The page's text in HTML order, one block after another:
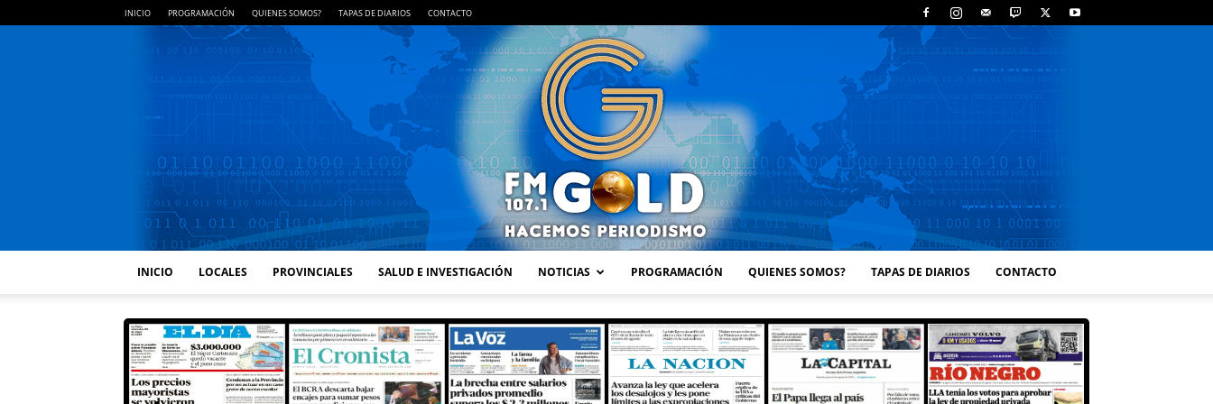
INICIO PROGRAMACIÓN QUIENES SOMOS? TAPAS DE DIARIOS CONTACTO
INICIO LOCALES PROVINCIALES SALUD E INVESTIGACIÓN NOTICIAS PROGRAMACIÓN QUIENES SOMOS? TAPAS DE DIARIOS CONTACTO